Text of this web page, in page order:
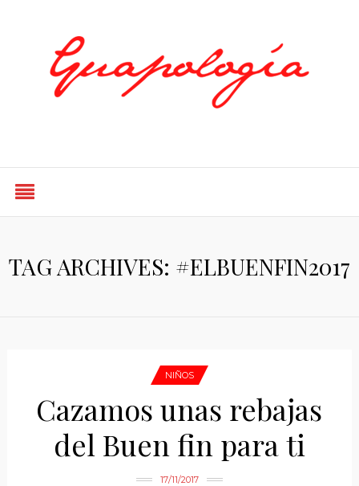
TAG ARCHIVES: #ELBUENFIN2017
NIÑOS
Cazamos unas rebajas
del Buen fin para ti
17/11/2017